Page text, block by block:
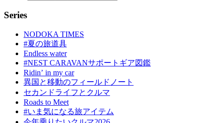
Series
NODOKA TIMES
#夏の旅道具
Endless water
#NEST CARAVANサポートギア図鑑
Ridinʼ in my car
異国と移動のフィールドノート
セカンドライフとクルマ
Roads to Meet
#いま気になる旅アイテム